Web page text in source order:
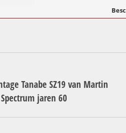
Tanabe SZ19 van Martin
jaren 60